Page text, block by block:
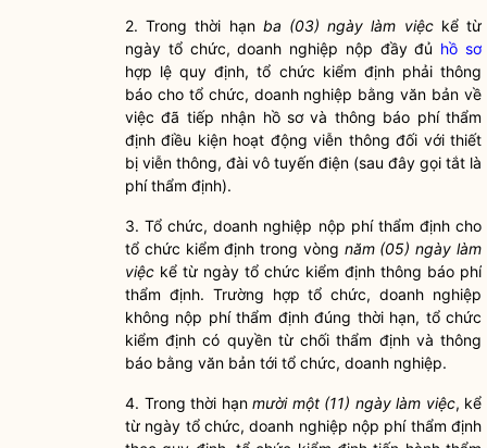
2.Trong thời hạn ba (03) ngày làm việc kể từ
ngày tổ chức, doanh nghiệp nộp đầy đủ hồ sơ
hợp lệ quy định, tổ chức kiểm định phải thông
báo cho tổ chức, doanh nghiệp bằng văn bản về
việc đã tiếp nhận hồ sơvà thông báo phí thẩm
định điều kiện hoạt động viễn thông đối với thiết
bị viễn thông, đài vô tuyến điện (sau đây gọi tắt là
phí thẩm định).
3.Tổ chức, doanh nghiệp nộp phí thẩm định cho
tổ chức kiểm định trong vòng năm (05) ngày làm
việc kể từ ngày tổ chức kiểm định thông báo phí
thẩm định. Trường hợp tổ chức, doanh nghiệp
không nộp phí thẩm định đúng thời hạn, tổ chức
kiểm định có quyền từ chối thẩm định và thông
báo bằng văn bản tới tổ chức, doanh nghiệp.
4. Trong thời hạn mười một (11) ngày làm việc, kể
từ ngày tổ chức, doanh nghiệp nộp phí thẩm định